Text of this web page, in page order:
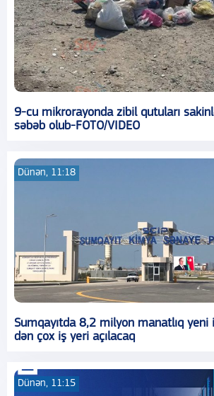
9-cu mikrorayonda zibil qutuları
səbəb olub-FOTO/VIDEO
Dünən, 11:18
Sumqayıtda 8,2 milyon manatlıq
dən çox iş yeri açılacaq
Dünən, 11:15